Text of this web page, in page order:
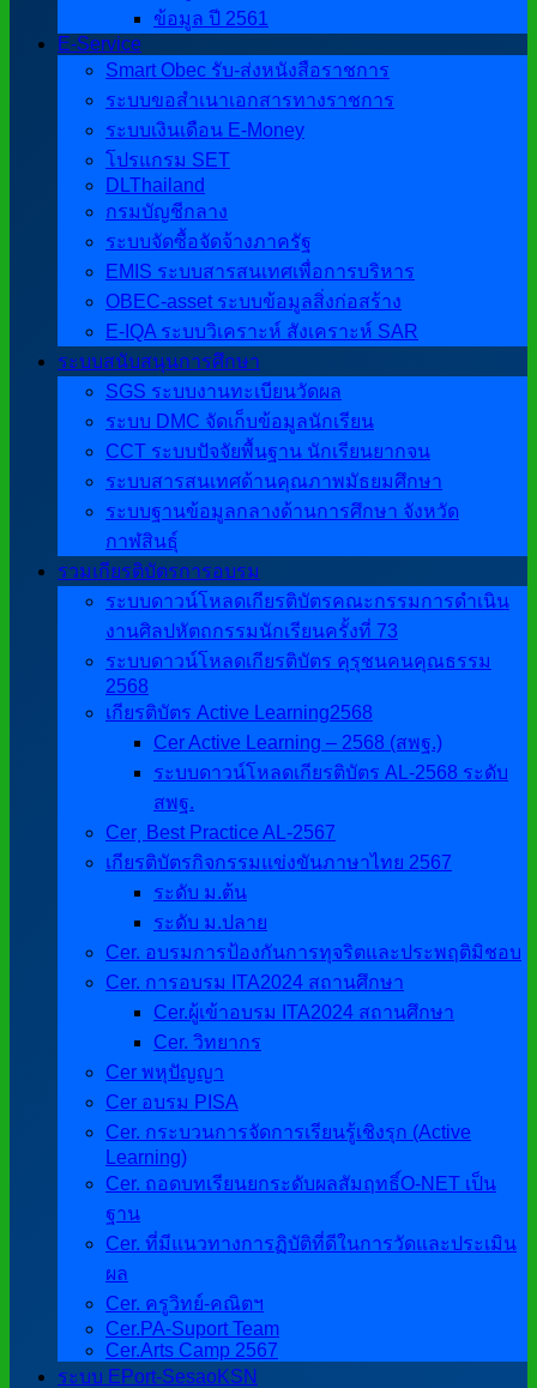
ข้อมูล ปี 2561
E-Service
Smart Obec รับ-ส่งหนังสือราชการ
ระบบขอสำเนาเอกสารทางราชการ
ระบบเงินเดือน E-Money
โปรแกรม SET
DLThailand
กรมบัญชีกลาง
ระบบจัดซื้อจัดจ้างภาครัฐ
EMIS ระบบสารสนเทศเพื่อการบริหาร
OBEC-asset ระบบข้อมูลสิ่งก่อสร้าง
E-IQA ระบบวิเคราะห์ สังเคราะห์ SAR
ระบบสนับสนุนการศึกษา
SGS ระบบงานทะเบียนวัดผล
ระบบ DMC จัดเก็บข้อมูลนักเรียน
CCT ระบบปัจจัยพื้นฐาน นักเรียนยากจน
ระบบสารสนเทศด้านคุณภาพมัธยมศึกษา
ระบบฐานข้อมูลกลางด้านการศึกษา จังหวัด
กาฬสินธุ์
รวมเกียรติบัตรการอบรม
ระบบดาวน์โหลดเกียรติบัตรคณะกรรมการดำเนิน
งานศิลปหัตถกรรมนักเรียนครั้งที่ 73
ระบบดาวน์โหลดเกียรติบัตร คุรุชนคนคุณธรรม
2568
เกียรติบัตร Active Learning2568
Cer Active Learning – 2568 (สพฐ.)
ระบบดาวน์โหลดเกียรติบัตร AL-2568 ระดับ
สพฐ.
Cer ฺ Best Practice AL-2567
เกียรติบัตรกิจกรรมแข่งขันภาษาไทย 2567
ระดับ ม.ต้น
ระดับ ม.ปลาย
Cer. อบรมการป้องกันการทุจริตและประพฤติมิชอบ
Cer. การอบรม ITA2024 สถานศึกษา
Cer.ผู้เข้าอบรม ITA2024 สถานศึกษา
Cer. วิทยากร
Cer พหุปัญญา
Cer อบรม PISA
Cer. กระบวนการจัดการเรียนรู้เชิงรุก (Active
Learning)
Cer. ถอดบทเรียนยกระดับผลสัมฤทธิ์O-NET เป็น
ฐาน
Cer. ที่มีแนวทางการฏิบัติที่ดีในการวัดและประเมิน
ผล
Cer. ครูวิทย์-คณิตฯ
Cer.PA-Suport Team
Cer.Arts Camp 2567
ระบบ EPort-SesaoKSN